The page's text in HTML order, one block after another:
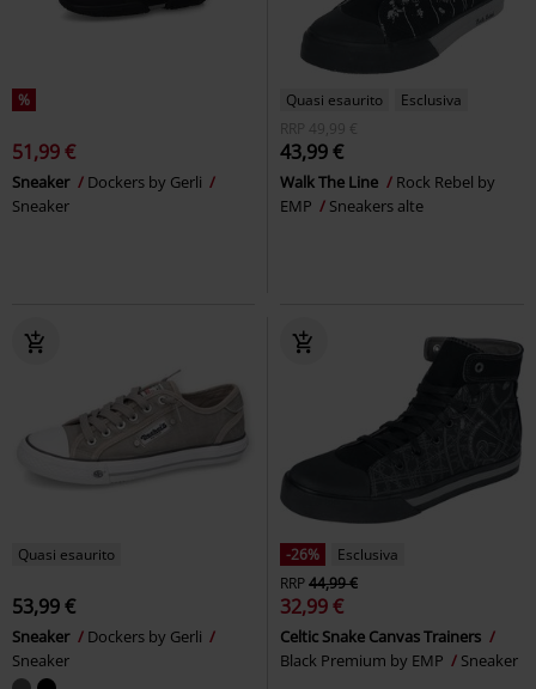
%
51,99 €
Sneaker
Dockers by Gerli
Sneaker
Quasi esaurito
Esclusiva
RRP
49,99 €
43,99 €
Walk The Line
Rock Rebel by
EMP
Sneakers alte
Quasi esaurito
53,99 €
Sneaker
Dockers by Gerli
Sneaker
-26%
Esclusiva
RRP44,99 €
32,99 €
Celtic Snake Canvas Trainers
Black Premium by EMP
Sneaker